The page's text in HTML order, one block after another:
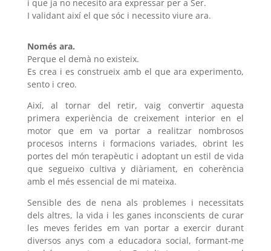
i que ja no necesito ara expressar per a Ser.
I validant així el que sóc i necessito viure ara.
Només ara.
Perque el demà no existeix.
Es crea i es construeix amb el que ara experimento,
sento i creo.
Així, al tornar del retir, vaig convertir aquesta
primera experiència de creixement interior en el
motor que em va portar a realitzar nombrosos
procesos interns i formacions variades, obrint les
portes del món terapèutic i adoptant un estil de vida
que segueixo cultiva y diàriament, en coherència
amb el més essencial de mi mateixa.
Sensible des de nena als problemes i necessitats
dels altres, la vida i les ganes inconscients de curar
les meves ferides em van portar a exercir durant
diversos anys com a educadora social, formant-me